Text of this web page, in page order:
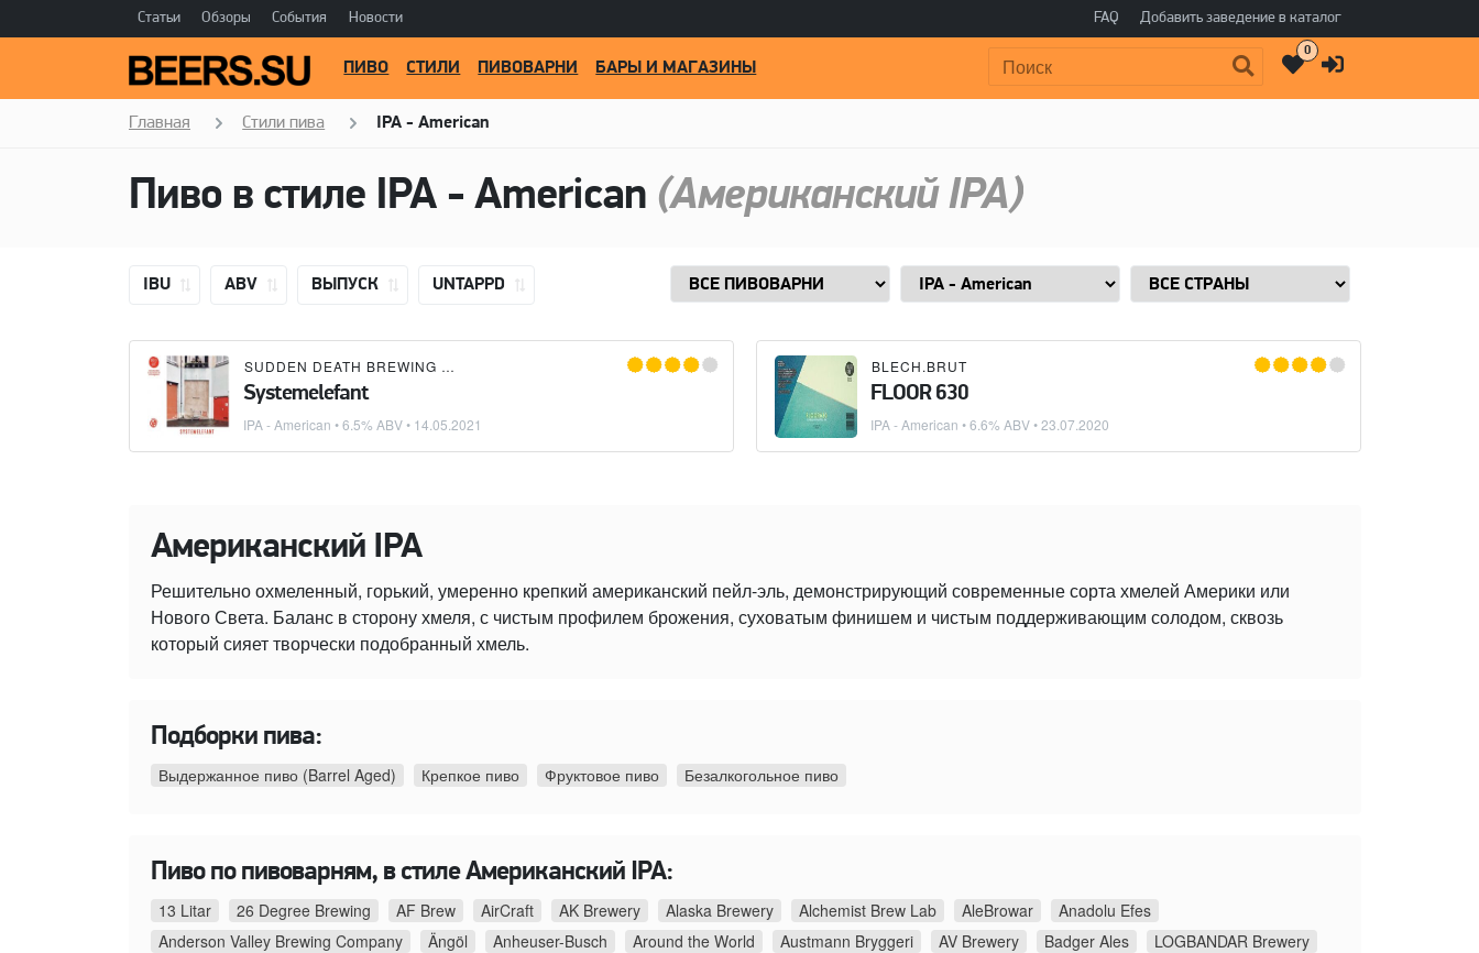
Статьи Обзоры События Новости FAQ Добавить заведение в каталог
Поиск:
ПИВО СТИЛИ ПИВОВАРНИ БАРЫ И МАГАЗИНЫ
0
Главная Стили пива IPA - American
Пиво в стиле IPA - American (Американский IPA)
IBU ABV ВЫПУСК UNTAPPD
SUDDEN DEATH BREWING CO.
Systemelefant
IPA - American • 6.5% ABV • 14.05.2021
BLECH.BRUT
FLOOR 630
IPA - American • 6.6% ABV •23.07.2020
Американский IPA
Решительно охмеленный, горький, умеренно крепкий американский пейл-эль, демонстрирующий современные сорта хмелей Америки или
Нового Света. Баланс в сторону хмеля, с чистым профилем брожения, суховатым финишем и чистым поддерживающим солодом, сквозь
который сияет творчески подобранный хмель.
Подборки пива:
Выдержанное пиво (Barrel Aged) Крепкое пиво Фруктовое пиво Безалкогольное пиво
Пиво по пивоварням, в стиле Американский IPA:
13 Litar 26 Degree Brewing AF Brew AirCraft AK Brewery Alaska Brewery Alchemist Brew Lab AleBrowar
Anadolu Efes
Anderson Valley Brewing Company
Ängöl Anheuser-Busch Around the World Austmann Bryggeri AV Brewery Badger Ales
LOGBANDAR Brewery